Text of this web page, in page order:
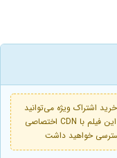
اشتراک ویژه می‌توانید
هر 2 ساعت یک‌بار درخواست همگام‌سازی لینک‌های این فیلم با CDN اختصاصی
خواهید داشت